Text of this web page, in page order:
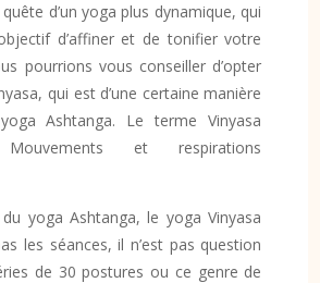
d’un yoga plus dynamique, qui
d’affiner et de tonifier votre
pourrions vous conseiller d’opter
qui est d’une certaine manière
Ashtanga. Le terme Vinyasa
et respirations
yoga Ashtanga, le yoga Vinyasa
les séances, il n’est pas question
de 30 postures ou ce genre de